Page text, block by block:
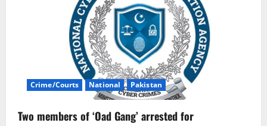
Crime/Courts National Pakistan
Two members of ‘Oad Gang’ arrested for